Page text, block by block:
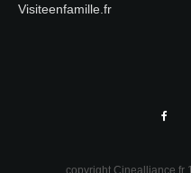
Visiteenfamille.fr
copyright Cinealliance.fr